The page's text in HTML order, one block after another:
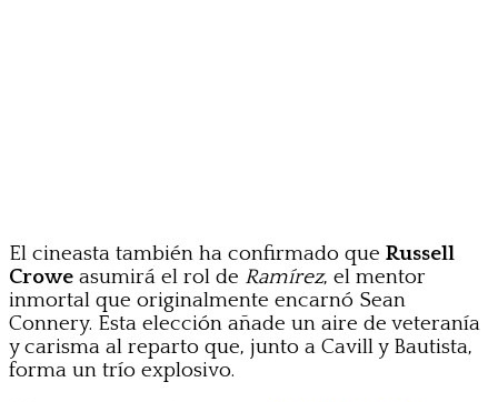
El cineasta también ha confirmado que Russell
Crowe asumirá el rol de Ramírez, el mentor
inmortal que originalmente encarnó Sean
Connery. Esta elección añade un aire de veteranía
y carisma al reparto que, junto a Cavill y Bautista,
forma un trío explosivo.